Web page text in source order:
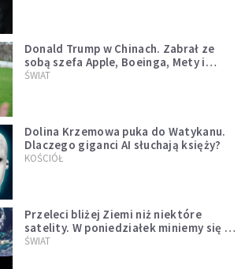
Donald Trump w Chinach. Zabrał ze
sobą szefa Apple, Boeinga, Mety i
Muska
ŚWIAT
Dolina Krzemowa puka do Watykanu.
Dlaczego giganci AI słuchają księży?
KOŚCIÓŁ
Przeleci bliżej Ziemi niż niektóre
satelity. W poniedziałek miniemy się z
asteroidą, która poprzedzi znacznie
ŚWIAT